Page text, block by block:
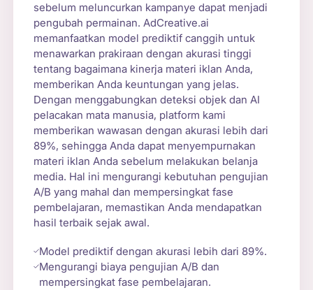
sebelum meluncurkan kampanye dapat menjadi
pengubah permainan. AdCreative.ai
memanfaatkan model prediktif canggih untuk
menawarkan prakiraan dengan akurasi tinggi
tentang bagaimana kinerja materi iklan Anda,
memberikan Anda keuntungan yang jelas.
Dengan menggabungkan deteksi objek dan AI
pelacakan mata manusia, platform kami
memberikan wawasan dengan akurasi lebih dari
89%, sehingga Anda dapat menyempurnakan
materi iklan Anda sebelum melakukan belanja
media. Hal ini mengurangi kebutuhan pengujian
A/B yang mahal dan mempersingkat fase
pembelajaran, memastikan Anda mendapatkan
hasil terbaik sejak awal.
Model prediktif dengan akurasi lebih dari 89%.
Mengurangi biaya pengujian A/B dan
mempersingkat fase pembelajaran.